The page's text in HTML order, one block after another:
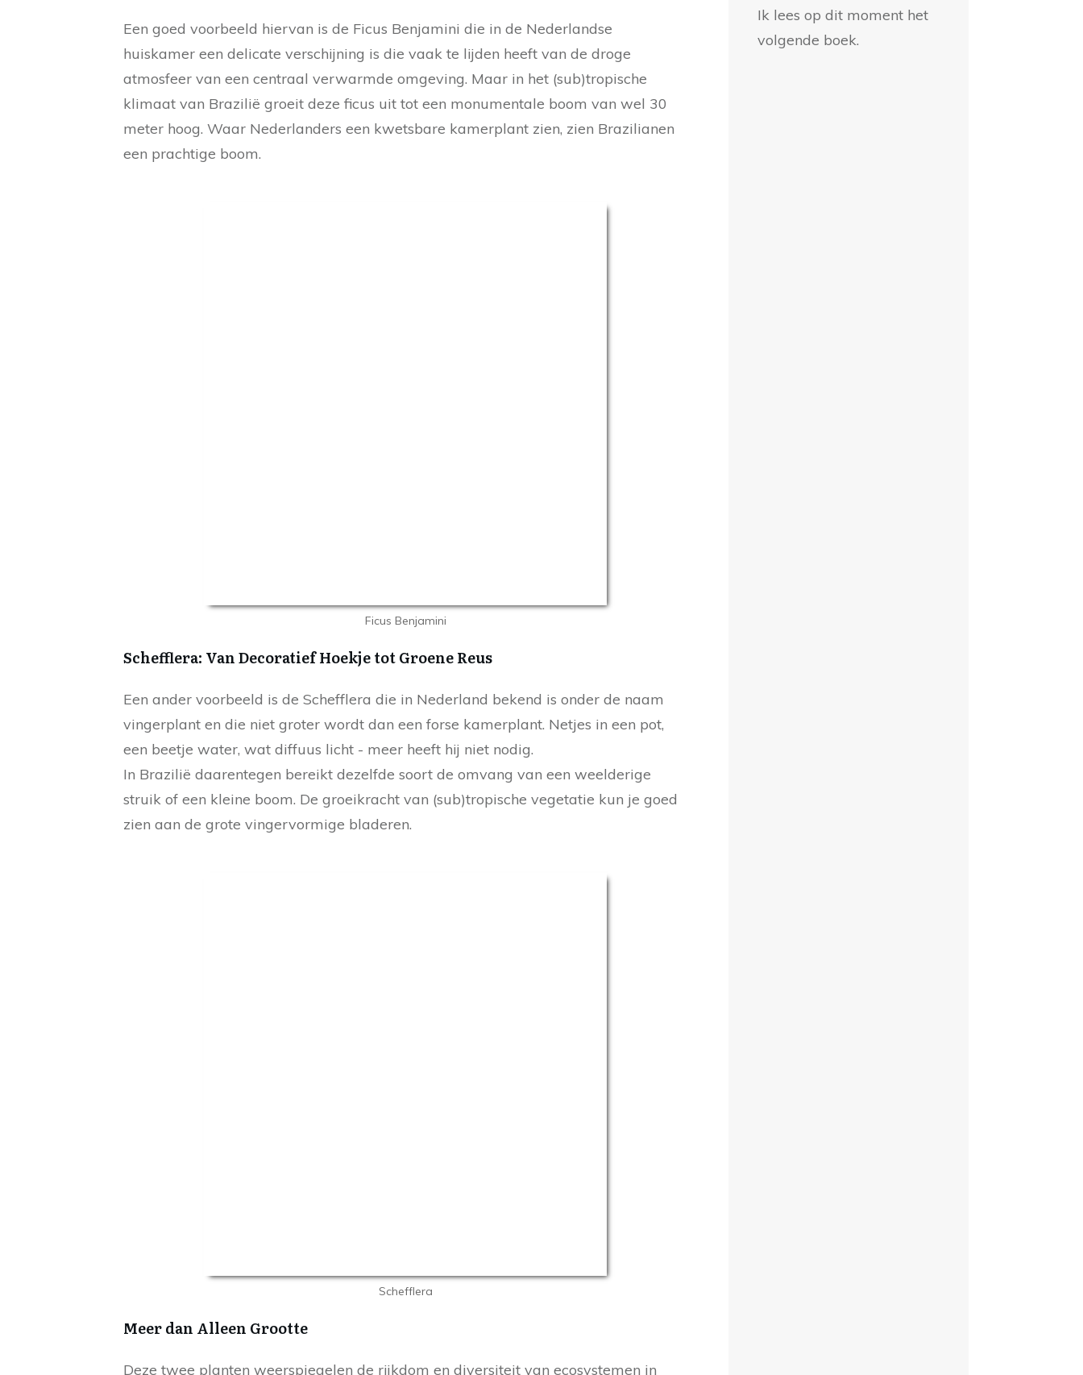
Een goed voorbeeld hiervan is de Ficus Benjamini die in de Nederlandse
huiskamer een delicate verschijning is die vaak te lijden heeft van de droge
atmosfeer van een centraal verwarmde omgeving. Maar in het (sub)tropische
klimaat van Brazilië groeit deze ficus uit tot een monumentale boom van wel 30
meter hoog. Waar Nederlanders een kwetsbare kamerplant zien, zien Brazilianen
een prachtige boom.
Ficus Benjamini
Schefflera: Van Decoratief Hoekje tot Groene Reus
Een ander voorbeeld is de Schefflera die in Nederland bekend is onder de naam
vingerplant en die niet groter wordt dan een forse kamerplant. Netjes in een pot,
een beetje water, wat diffuus licht - meer heeft hij niet nodig.
In Brazilië daarentegen bereikt dezelfde soort de omvang van een weelderige
struik of een kleine boom. De groeikracht van (sub)tropische vegetatie kun je goed
zien aan de grote vingervormige bladeren.
Schefflera
Meer dan Alleen Grootte
Deze twee planten weerspiegelen de rijkdom en diversiteit van ecosystemen in
Ik lees op dit moment het
volgende boek.